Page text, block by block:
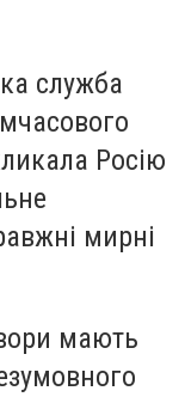
служба
Росію
мирні
мають